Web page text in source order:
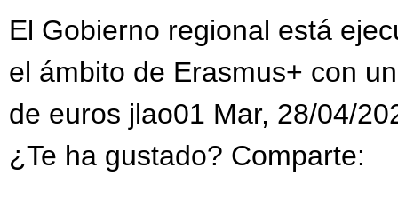
El Gobierno regional está
el ámbito de Erasmus+ con
de euros jlao01 Mar, 28/04/
¿Te ha gustado? Comparte: